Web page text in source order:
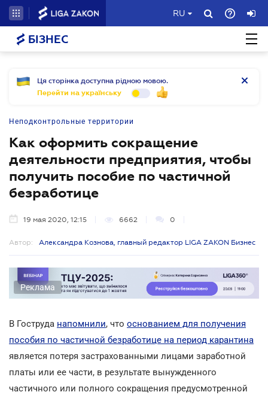
RU
БІЗНЕС
Ця сторінка доступна рідною мовою.
Перейти на українську
Неподконтрольные территории
Как оформить сокращение
деятельности предприятия, чтобы
получить пособие по частичной
безработице
19 мая 2020, 12:15 6662 0
Автор: Александра Кознова, главный редактор LIGA ZAKON Бизнес
Реклама
В Гоструда напомнили, что основанием для получения
пособия по частичной безработице на период карантина
является потеря застрахованными лицами заработной
платы или ее части, в результате вынужденного
частичного или полного сокращения предусмотренной